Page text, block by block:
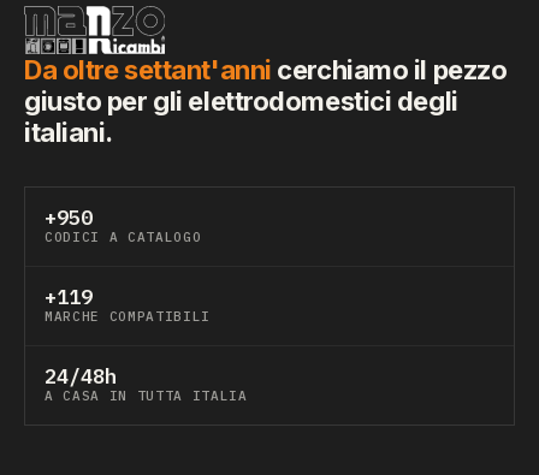
Da oltre settant'anni cerchiamo il pezzo
giusto per gli elettrodomestici degli
italiani.
+950
CODICI A CATALOGO
+119
MARCHE COMPATIBILI
24/48h
A CASA IN TUTTA ITALIA